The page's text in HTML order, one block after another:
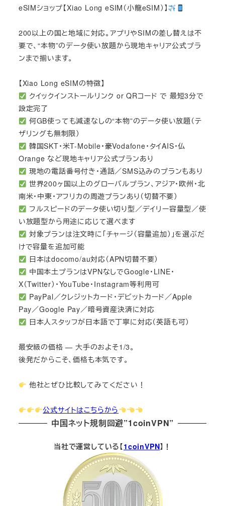
eSIMショップ【Xiao Long eSIM（小龍eSIM）】
200以上の国と地域に対応。アプリやSIMの差し替えは不
要で、“本物”のデータ使い放題から現地キャリア公式プラ
ンまで揃います。
【Xiao Long eSIMの特徴】
クイックインストールリンク or QRコード で 最短3分で
設定完了
何GB使っても減速なしの“本物”のデータ使い放題（テ
ザリングも無制限）
韓国SKT・米T-Mobile・豪Vodafone・タイAIS・仏
Orange など現地キャリア公式プランあり
現地の電話番号付き・通話／SMS込みのプランもあり
世界200ヶ国以上のグローバルプラン、アジア・欧州・北
南米・中東・アフリカの周遊プランあり（切替不要）
フルスピードのデータ使い切り型／デイリー容量型／使
い放題型から用途に応じて選べます
対象プランは注文時に「チャージ（容量追加）」を選ぶだ
けで容量を追加可能
日本はdocomo/au対応（APN切替不要）
中国本土プランはVPNなしでGoogle・LINE・
X（Twitter）・YouTube・Instagram等利用可
PayPal／クレジットカード・デビットカード／Apple
Pay／Google Pay／暗号資産決済に対応
日本人スタッフが日本語で丁寧に対応（英語も可）
最安級の価格 — 大手のおよそ1/3。
後発だからこそ、価格も本気です。
他社とぜひ比較してみてください！
公式サイトはこちらから
中国ネット規制回避”1coinVPN”
当社で運営している【1coinVPN】！